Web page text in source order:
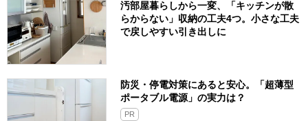
汚部屋暮らしから一変、「キッチンが散
らからない」収納の工夫4つ。小さな工夫
で戻しやすい引き出しに
防災・停電対策にあると安心。「超薄型
ポータブル電源」の実力は？​
PR